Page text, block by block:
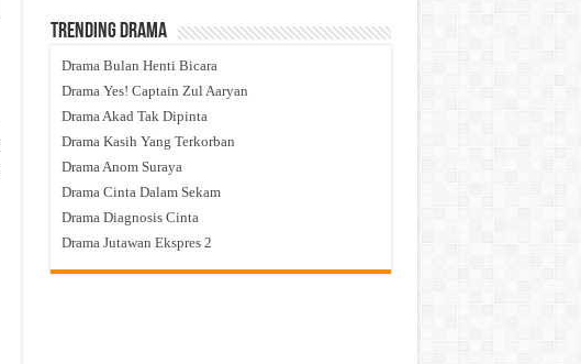
Trending Drama
Drama Bulan Henti Bicara
Drama Yes! Captain Zul Aaryan
Drama Akad Tak Dipinta
Drama Kasih Yang Terkorban
Drama Anom Suraya
Drama Cinta Dalam Sekam
Drama Diagnosis Cinta
Drama Jutawan Ekspres 2